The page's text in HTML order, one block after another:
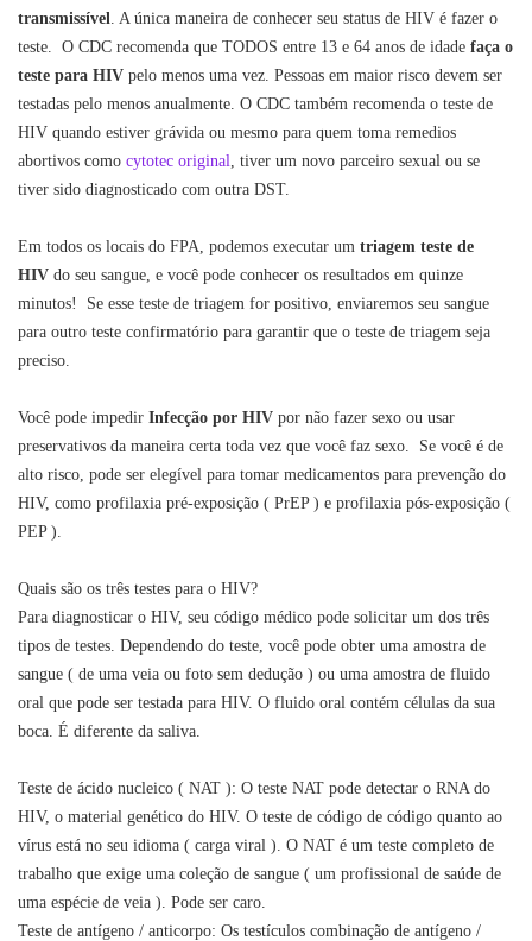
transmissível . A única maneira de conhecer seu status de HIV é fazer o
teste. O CDC recomenda que TODOS entre 13 e 64 anos de idade faça o
teste para HIV pelo menos uma vez. Pessoas em maior risco devem ser
testadas pelo menos anualmente. O CDC também recomenda o teste de
HIV quando estiver grávida ou mesmo para quem toma remedios
abortivos como cytotec original , tiver um novo parceiro sexual ou se
tiver sido diagnosticado com outra DST.
Em todos os locais do FPA, podemos executar um triagem teste de
HIV do seu sangue, e você pode conhecer os resultados em quinze
minutos! Se esse teste de triagem for positivo, enviaremos seu sangue
para outro teste confirmatório para garantir que o teste de triagem seja
preciso.
Você pode impedir Infecção por HIV por não fazer sexo ou usar
preservativos da maneira certa toda vez que você faz sexo. Se você é de
alto risco, pode ser elegível para tomar medicamentos para prevenção do
HIV, como profilaxia pré-exposição ( PrEP ) e profilaxia pós-exposição (
PEP ).
Quais são os três testes para o HIV?
Para diagnosticar o HIV, seu código médico pode solicitar um dos três
tipos de testes. Dependendo do teste, você pode obter uma amostra de
sangue ( de uma veia ou foto sem dedução ) ou uma amostra de fluido
oral que pode ser testada para HIV. O fluido oral contém células da sua
boca. É diferente da saliva.
Teste de ácido nucleico ( NAT ): O teste NAT pode detectar o RNA do
HIV, o material genético do HIV. O teste de código de código quanto ao
vírus está no seu idioma ( carga viral ). O NAT é um teste completo de
trabalho que exige uma coleção de sangue ( um profissional de saúde de
uma espécie de veia ). Pode ser caro.
Teste de antígeno / anticorpo: Os testículos combinação de antígeno /